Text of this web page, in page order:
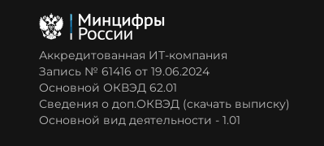
Аккредитованная ИТ-компания
Запись № 61416 от 19.06.2024
Основной ОКВЭД 62.01
Сведения о доп.ОКВЭД (скачать выписку)
Основной вид деятельности - 1.01